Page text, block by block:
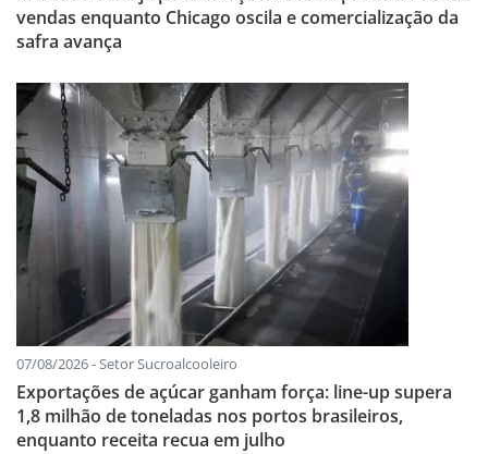
vendas enquanto Chicago oscila e comercialização da
safra avança
07/08/2026 - Setor Sucroalcooleiro
Exportações de açúcar ganham força: line-up supera
1,8 milhão de toneladas nos portos brasileiros,
enquanto receita recua em julho